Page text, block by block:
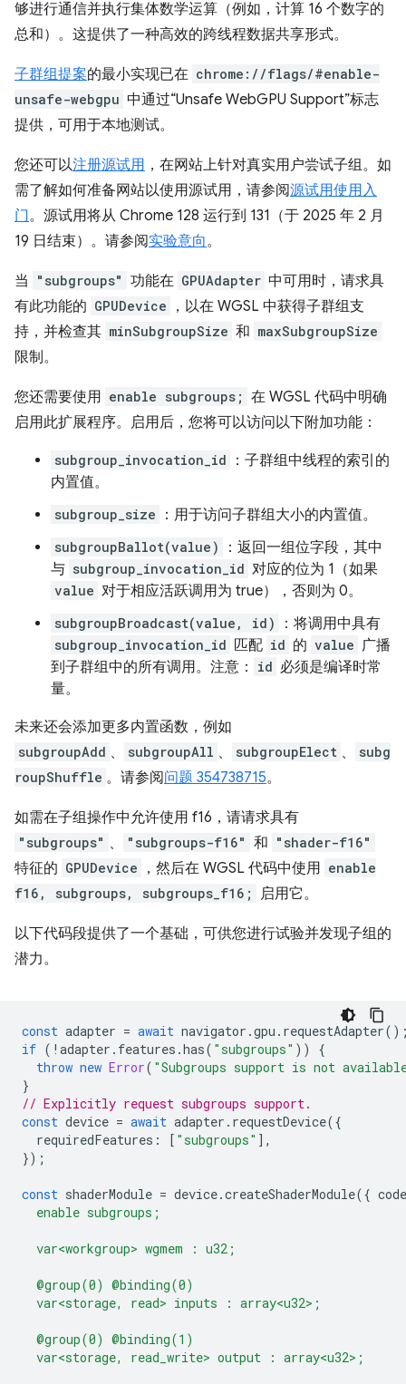
够进行通信并执行集体数学运算（例如，计算 16 个数字的
总和）。这提供了一种高效的跨线程数据共享形式。
子群组提案的最小实现已在 chrome://flags/#enable-
unsafe-webgpu 中通过“Unsafe WebGPU Support”标志
提供，可用于本地测试。
您还可以注册源试用 ，在网站上针对真实用户尝试子组。如
需了解如何准备网站以使用源试用，请参阅源试用使用入
门。源试用将从 Chrome 128 运行到 131（于 2025 年 2 月
19 日结束）。请参阅实验意向。
当 "subgroups" 功能在 GPUAdapter 中可用时，请求具
有此功能的 GPUDevice
，以在 WGSL 中获得子群组支
持，并检查其 minSubgroupSize 和 maxSubgroupSize
限制。
您还需要使用 enable subgroups; 在 WGSL 代码中明确
启用此扩展程序。启用后，您将可以访问以下附加功能：
subgroup_invocation_id
：子群组中线程的索引的
内置值。
subgroup_size ：用于访问子群组大小的内置值。
subgroupBallot(value)
：返回一组位字段，其中
与 subgroup_invocation_id 对应的位为 1（如果
value 对于相应活跃调用为 true），否则为 0。
subgroupBroadcast(value, id) ：将调用中具有
subgroup_invocation_id 匹配 id 的 value 广播
到子群组中的所有调用。注意：
id 必须是编译时常
量。
未来还会添加更多内置函数，例如
subgroupAdd 、 subgroupAll 、 subgroupElect 、
subg
roupShuffle 。请参阅问题 354738715。
如需在子组操作中允许使用 f16，请请求具有
"subgroups" 、 "subgroups-f16" 和 "shader-f16"
特征的 GPUDevice ，然后在 WGSL 代码中使用 enable
f16, subgroups, subgroups_f16;
启用它。
以下代码段提供了一个基础，可供您进行试验并发现子组的
潜力。
const adapter = await navigator .gpu . requestAdapter
if ( ! adapter . features .has( "subgroups" ))
{
throw new Error( "Subgroups support is not
}
// Explicitly request subgroups support.
const device = await adapter . requestDevice({
requiredFeatures : [ "subgroups" ],
});
const shaderModule = device.createShaderModule({ code
  enable subgroups;
  var<workgroup> wgmem : u32;
  @group(0) @binding(0)
  var<storage, read> inputs : array<u32>;
  @group(0) @binding(1)
  var<storage, read_write> output : array<u32>;